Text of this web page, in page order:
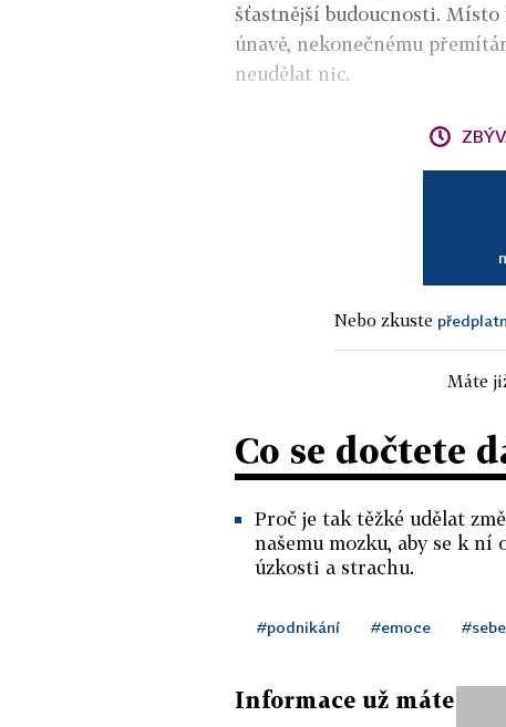
šťastnější budoucnosti.
únavě, nekonečnému
neudělat nic.
Nebo zkuste
Máte
Co se dočtete
Proč je tak těžké udělat
našemu mozku, aby se k
úzkosti a strachu.
#podnikání #emoce
Informace už máte